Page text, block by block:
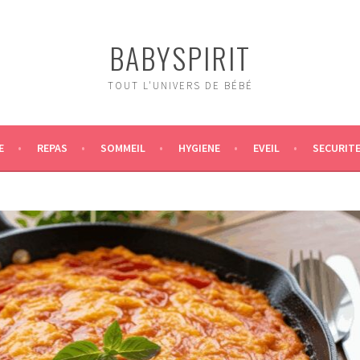
BABYSPIRIT
TOUT L'UNIVERS DE BÉBÉ
REPAS SOMMEIL HYGIENE EVEIL SECURITE